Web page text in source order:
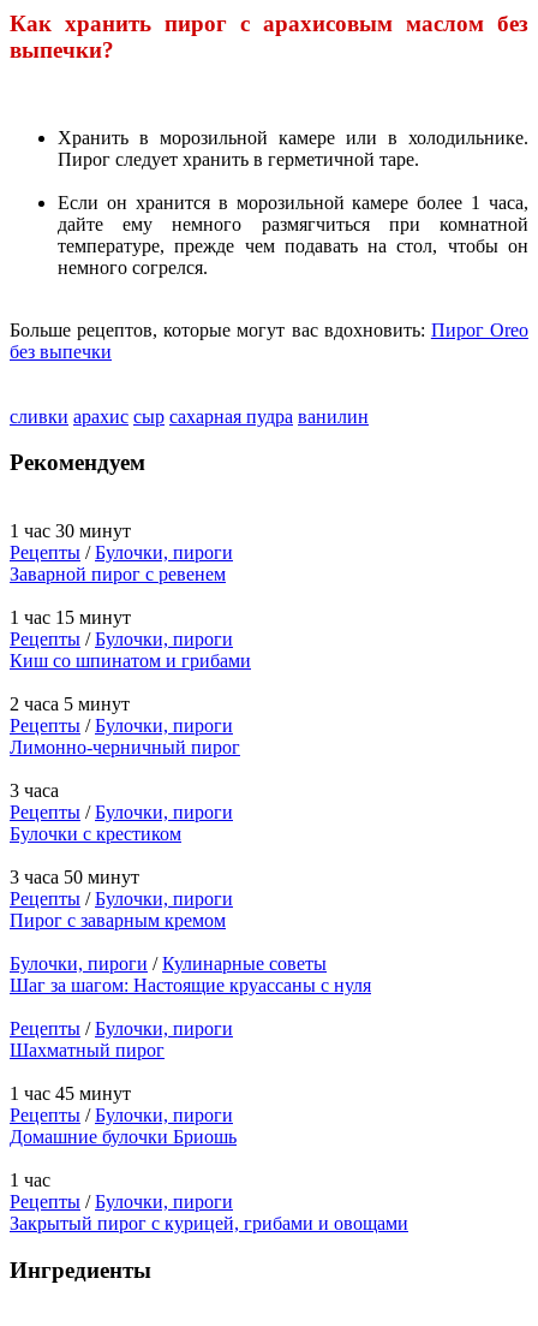
Как хранить пирог с арахисовым маслом без
выпечки?
Хранить в морозильной камере или в холодильнике.
Пирог следует хранить в герметичной таре.
Если он хранится в морозильной камере более 1 часа,
дайте ему немного размягчиться при комнатной
температуре, прежде чем подавать на стол, чтобы он
немного согрелся.
Больше рецептов, которые могут вас вдохновить: Пирог Oreo
без выпечки
сливки арахис сыр сахарная пудра ванилин
Рекомендуем
1 час 30 минут
Рецепты /Булочки, пироги
Заварной пирог с ревенем
1 час 15 минут
Рецепты /Булочки, пироги
Киш со шпинатом и грибами
2 часа 5 минут
Рецепты /Булочки, пироги
Лимонно-черничный пирог
3 часа
Рецепты /Булочки, пироги
Булочки с крестиком
3 часа 50 минут
Рецепты /Булочки, пироги
Пирог с заварным кремом
Булочки, пироги /Кулинарные советы
Шаг за шагом: Настоящие круассаны с нуля
Рецепты /Булочки, пироги
Шахматный пирог
1 час 45 минут
Рецепты /Булочки, пироги
Домашние булочки Бриошь
1 час
Рецепты /Булочки, пироги
Закрытый пирог с курицей, грибами и овощами
Ингредиенты